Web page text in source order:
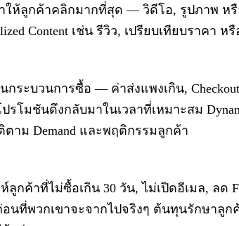
ให้ลูกค้าคลิกมากที่สุด — วิดีโอ, รูปภาพ
Content เช่น รีวิว, เปรียบเทียบราคา ห
กระบวนการซื้อ — ค่าส่งแพงเกิน,
รโมชันดึงกลับมาในเวลาที่เหมาะสม
าม Demand และพฤติกรรมลูกค้า
ลูกค้าที่ไม่ซื้อเกิน 30 วัน, ไม่เปิดอีเมล, ลด
นที่พวกเขาจะจากไปจริงๆ ต้นทุนรักษาลูก